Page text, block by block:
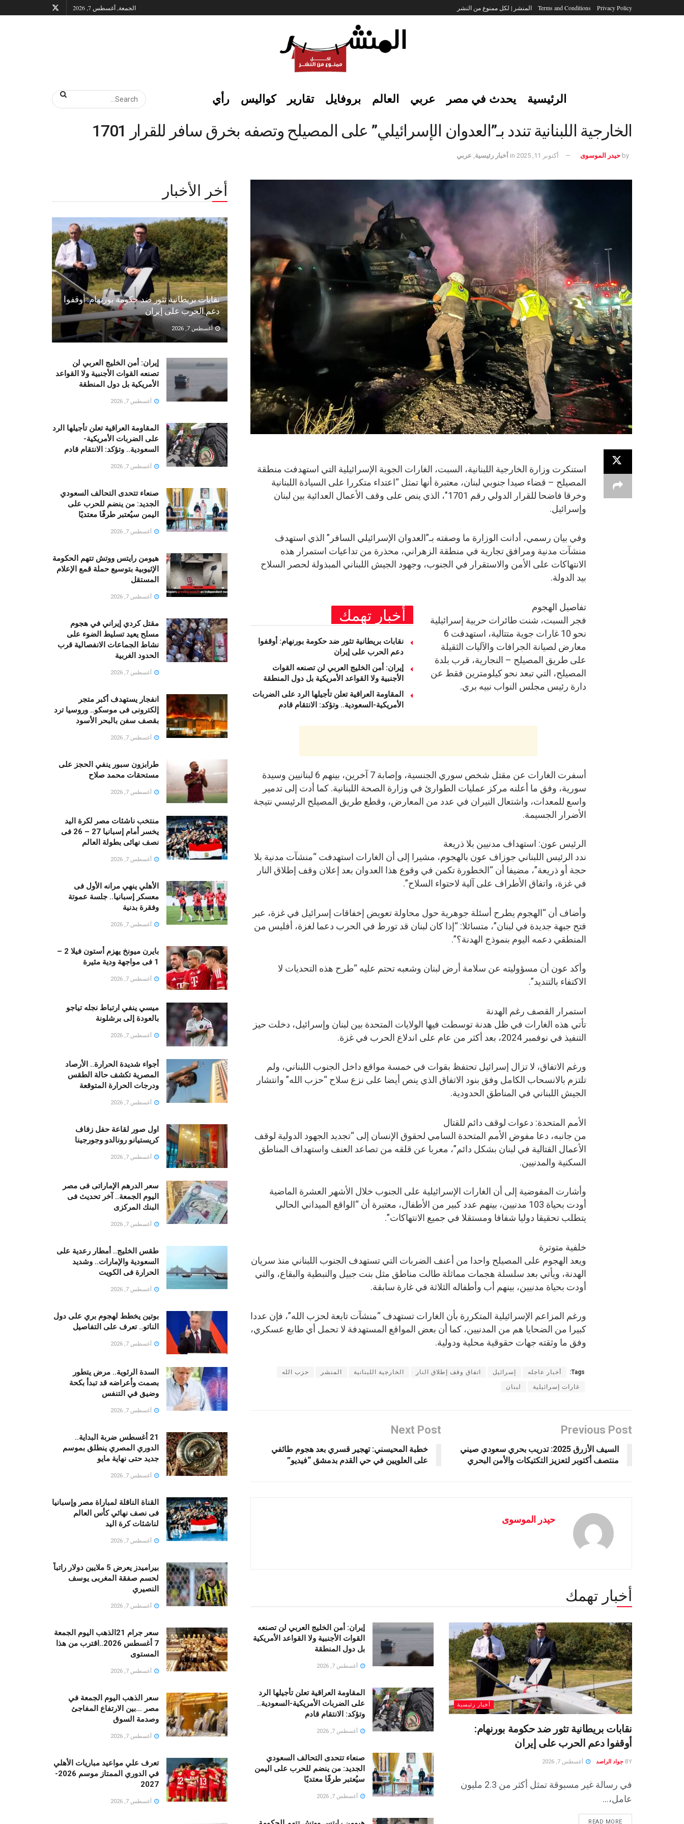
Privacy Policy
Terms and Conditions المنشر | لكل ممنوع من النشر الجمعة, أغسطس 7, 2026
الرئيسية يحدث في مصر عربي العالم بروفايل تقارير كواليس رأي
الخارجية اللبنانية تندد بـ”العدوان الإسرائيلي” على المصيلح وتصفه بخرق سافر للقرار 1701
by حيدر الموسوى أكتوبر 11, 2025 in أخبار رئيسية عربي
استنكرت وزارة الخارجية اللبنانية، السبت، الغارات الجوية الإسرائيلية التي استهدفت منطقة
المصيلح – قضاء صيدا جنوبي لبنان، معتبرة أنها تمثل “اعتداء متكررا على السيادة اللبنانية
وخرقا فاضحا للقرار الدولي رقم 1701″، الذي ينص على وقف الأعمال العدائية بين لبنان
وإسرائيل.
وفي بيان رسمي، أدانت الوزارة ما وصفته بـ”العدوان الإسرائيلي السافر” الذي استهدف
منشآت مدنية ومرافق تجارية في منطقة الزهراني، محذرة من تداعيات استمرار هذه
الانتهاكات على الأمن والاستقرار في الجنوب، وجهود الجيش اللبناني المبذولة لحصر السلاح
بيد الدولة.
أخبار تهمك
نقابات بريطانية تثور ضد حكومة بورنهام: أوقفوا
دعم الحرب على إيران
إيران: أمن الخليج العربي لن تصنعه القوات
الأجنبية ولا القواعد الأمريكية بل دول المنطقة
المقاومة العراقية تعلن تأجيلها الرد على الضربات
الأمريكية-السعودية.. وتؤكد: الانتقام قادم
تفاصيل الهجوم
فجر السبت، شنت طائرات حربية إسرائيلية
نحو 10 غارات جوية متتالية، استهدفت 6
معارض لصيانة الجرافات والآليات الثقيلة
على طريق المصيلح – النجارية، قرب بلدة
المصيلح، التي تبعد نحو كيلومترين فقط عن
دارة رئيس مجلس النواب نبيه بري.
أسفرت الغارات عن مقتل شخص سوري الجنسية، وإصابة 7 آخرين، بينهم 6 لبنانيين وسيدة
سورية، وفق ما أعلنه مركز عمليات الطوارئ في وزارة الصحة اللبنانية. كما أدت إلى تدمير
واسع للمعدات، واشتعال النيران في عدد من المعارض، وقطع طريق المصيلح الرئيسي نتيجة
الأضرار الجسيمة.
الرئيس عون: استهداف مدنيين بلا ذريعة
ندد الرئيس اللبناني جوزاف عون بالهجوم، مشيرا إلى أن الغارات استهدفت “منشآت مدنية بلا
حجة أو ذريعة”، مضيفا أن “الخطورة تكمن في وقوع هذا العدوان بعد إعلان وقف إطلاق النار
في غزة، واتفاق الأطراف على آلية لاحتواء السلاح”.
وأضاف أن “الهجوم يطرح أسئلة جوهرية حول محاولة تعويض إخفاقات إسرائيل في غزة، عبر
فتح جبهة جديدة في لبنان”، متسائلا: “إذا كان لبنان قد تورط في الحرب دعما لغزة، أفليس من
المنطقي دعمه اليوم بنموذج الهدنة؟”.
وأكد عون أن مسؤوليته عن سلامة أرض لبنان وشعبه تحتم عليه “طرح هذه التحديات لا
الاكتفاء بالتنديد”.
استمرار القصف رغم الهدنة
تأتي هذه الغارات في ظل هدنة توسطت فيها الولايات المتحدة بين لبنان وإسرائيل، دخلت حيز
التنفيذ في نوفمبر 2024، بعد أكثر من عام على اندلاع الحرب في غزة.
ورغم الاتفاق، لا تزال إسرائيل تحتفظ بقوات في خمسة مواقع داخل الجنوب اللبناني، ولم
تلتزم بالانسحاب الكامل وفق بنود الاتفاق الذي ينص أيضا على نزع سلاح “حزب الله” وانتشار
الجيش اللبناني في المناطق الحدودية.
الأمم المتحدة: دعوات لوقف دائم للقتال
من جانبه، دعا مفوض الأمم المتحدة السامي لحقوق الإنسان إلى “تجديد الجهود الدولية لوقف
الأعمال القتالية في لبنان بشكل دائم”، معربا عن قلقه من تصاعد العنف واستهداف المناطق
السكنية والمدنيين.
وأشارت المفوضية إلى أن الغارات الإسرائيلية على الجنوب خلال الأشهر العشرة الماضية
أودت بحياة 103 مدنيين، بينهم عدد كبير من الأطفال، معتبرة أن “الواقع الميداني الحالي
يتطلب تحقيقا دوليا شفافا ومستقلا في جميع الانتهاكات”.
خلفية متوترة
ويعد الهجوم على المصيلح واحدا من أعنف الضربات التي تستهدف الجنوب اللبناني منذ سريان
الهدنة، ويأتي بعد سلسلة هجمات مماثلة طالت مناطق مثل بنت جبيل والنبطية والبقاع، والتي
أودت بحياة مدنيين، بينهم أب وأطفاله الثلاثة في غارة سابقة.
ورغم المزاعم الإسرائيلية المتكررة بأن الغارات تستهدف “منشآت تابعة لحزب الله”، فإن عددا
كبيرا من الضحايا هم من المدنيين، كما أن بعض المواقع المستهدفة لا تحمل أي طابع عسكري،
وفق ما وثقته جهات حقوقية محلية ودولية.
Tags: أخبار عاجله إسرائيل اتفاق وقف إطلاق النار الخارجية اللبنانية المنشر حزب الله
غارات إسرائيلية لبنان
Previous Post
السيف الأزرق 2025: تدريب بحري سعودي صيني
منتصف أكتوبر لتعزيز التكتيكات والأمن البحري
Next Post
خطبة المحيسني: تهجير قسري بعد هجوم طائفي
على العلويين في حي القدم بدمشق “فيديو”
حيدر الموسوى
أخبار تهمك
أخبار رئيسية
نقابات بريطانية تثور ضد حكومة بورنهام:
أوقفوا دعم الحرب على إيران
BY جواد الراصد أغسطس 7, 2026
في رسالة غير مسبوقة تمثل أكثر من 2.3 مليون
عامل،...
READ MORE
إيران: أمن الخليج العربي لن تصنعه
القوات الأجنبية ولا القواعد الأمريكية
بل دول المنطقة
أغسطس 7, 2026
المقاومة العراقية تعلن تأجيلها الرد
على الضربات الأمريكية-السعودية..
وتؤكد: الانتقام قادم
أغسطس 7, 2026
صنعاء تتحدى التحالف السعودي
الجديد: من ينضم للحرب على اليمن
سيُعتبر طرفًا معتديًا
أغسطس 7, 2026
أخر الأخبار
نقابات بريطانية تثور ضد حكومة بورنهام: أوقفوا
دعم الحرب على إيران
أغسطس 7, 2026
إيران: أمن الخليج العربي لن
تصنعه القوات الأجنبية ولا القواعد
الأمريكية بل دول المنطقة
أغسطس 7, 2026
المقاومة العراقية تعلن تأجيلها الرد
على الضربات الأمريكية-
السعودية.. وتؤكد: الانتقام قادم
أغسطس 7, 2026
صنعاء تتحدى التحالف السعودي
الجديد: من ينضم للحرب على
اليمن سيُعتبر طرفًا معتديًا
أغسطس 7, 2026
هيومن رايتس ووتش تتهم الحكومة
الإثيوبية بتوسيع حملة قمع الإعلام
المستقل
أغسطس 7, 2026
مقتل كردي إيراني في هجوم
مسلح يعيد تسليط الضوء على
نشاط الجماعات الانفصالية قرب
الحدود الغربية
أغسطس 7, 2026
انفجار يستهدف أكبر متجر
إلكترونى فى موسكو.. وروسيا ترد
بقصف سفن بالبحر الأسود
أغسطس 7, 2026
طرابزون سبور ينفي الحجز على
مستحقات محمد صلاح
أغسطس 7, 2026
منتخب ناشئات مصر لكرة اليد
يخسر أمام إسبانيا 27 – 26 فى
نصف نهائى بطولة العالم
أغسطس 7, 2026
الأهلي ينهي مرانه الأول فى
معسكر إسبانيا.. جلسة عموتة
وفقرة بدنية
أغسطس 7, 2026
بايرن ميونخ يهزم أستون فيلا 2 –
1 فى مواجهة ودية مثيرة
أغسطس 7, 2026
ميسي ينفي ارتباط نجله تياجو
بالعودة إلى برشلونة
أغسطس 7, 2026
أجواء شديدة الحرارة.. الأرصاد
المصرية تكشف حالة الطقس
ودرجات الحرارة المتوقعة
أغسطس 7, 2026
اول صور لقاعة حفل زفاف
كريستيانو رونالدو وجورجينا
أغسطس 7, 2026
سعر الدرهم الإماراتى فى مصر
اليوم الجمعة.. آخر تحديث فى
البنك المركزى
أغسطس 7, 2026
طقس الخليج.. أمطار رعدية على
السعودية والإمارات.. وشديد
الحرارة فى الكويت
أغسطس 7, 2026
بوتين يخطط لهجوم بري على دول
الناتو.. تعرف على التفاصيل
أغسطس 7, 2026
السدة الرئوية.. مرض يتطور
بصمت وأعراضه قد تبدأ بكحة
وضيق في التنفس
أغسطس 7, 2026
21 أغسطس ضربة البداية..
الدوري المصري ينطلق بموسم
جديد حتى نهاية مايو
أغسطس 7, 2026
القناة الناقلة لمباراة مصر وإسبانيا
فى نصف نهائي كأس العالم
لناشئات كرة اليد
أغسطس 7, 2026
بيراميدز يعرض 5 ملايين دولار راتباً
لحسم صفقة المغربى يوسف
النصيري
أغسطس 7, 2026
سعر جرام 21الذهب اليوم الجمعة
7 أغسطس 2026..اقترب من هذا
المستوى
أغسطس 7, 2026
سعر الذهب اليوم الجمعة في
مصر …بين الارتفاع المفاجئ
وصدمة السوق
أغسطس 7, 2026
تعرف علي مواعيد مباريات الأهلي
في الدوري الممتاز موسم 2026-
2027
أغسطس 7, 2026